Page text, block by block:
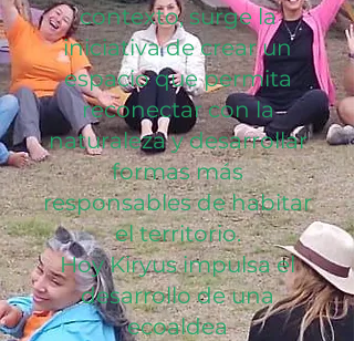
contexto, surge la
iniciativa de crear un
espacio que permita
reconectar con la
naturaleza y desarrollar
formas más
responsables de habitar
el territorio.
Hoy Kiryus impulsa el
desarrollo de una
ecoaldea